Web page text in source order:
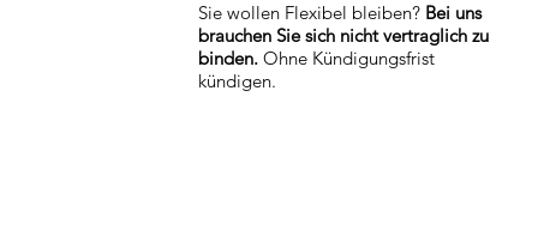
Sie wollen Flexibel bleiben? Bei uns
brauchen Sie sich nicht vertraglich zu
binden.Ohne Kündigungsfrist
kündigen.